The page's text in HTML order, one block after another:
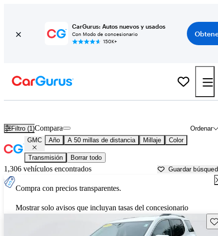
CarGurus: Autos nuevos y usados
Con Modo de concesionario
150K+
Filtro (1) Ordenar
Compara
GMC Año A 50 millas de distancia Millaje Color
Transmisión Borrar todo
1,306 vehículos encontrados Guardar
Compra con precios transparentes.
Mostrar solo avisos que incluyan tasas del concesionario